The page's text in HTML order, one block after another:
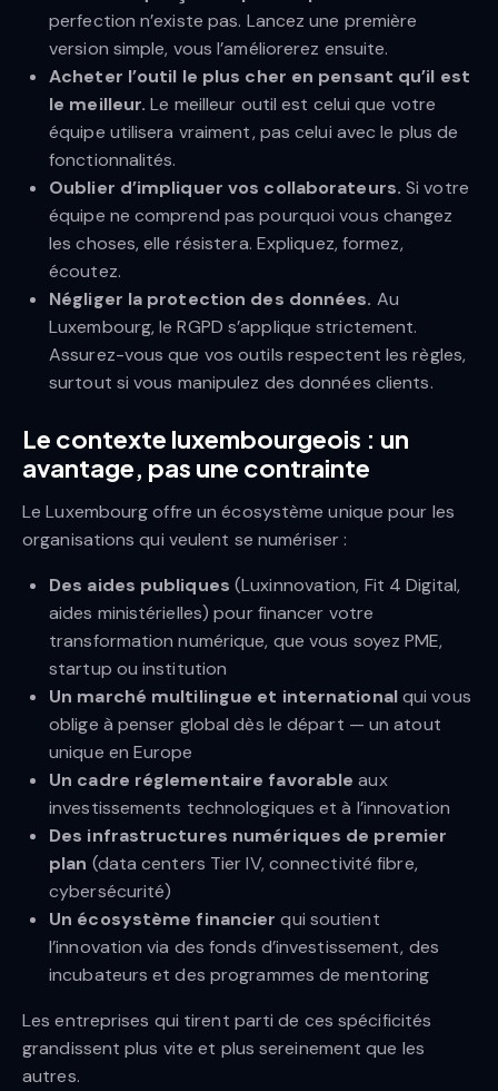
perfection n’existe pas. Lancez une première
version simple, vous l’améliorerez ensuite.
Acheter l’outil le plus cher en pensant qu’il est
le meilleur. Le meilleur outil est celui que votre
équipe utilisera vraiment, pas celui avec le plus de
fonctionnalités.
Oublier d’impliquer vos collaborateurs. Si votre
équipe ne comprend pas pourquoi vous changez
les choses, elle résistera. Expliquez, formez,
écoutez.
Négliger la protection des données. Au
Luxembourg, le RGPD s’applique strictement.
Assurez-vous que vos outils respectent les règles,
surtout si vous manipulez des données clients.
Le contexte luxembourgeois : un
avantage, pas une contrainte
Le Luxembourg offre un écosystème unique pour les
organisations qui veulent se numériser :
Des aides publiques (Luxinnovation, Fit 4 Digital,
aides ministérielles) pour financer votre
transformation numérique, que vous soyez PME,
startup ou institution
Un marché multilingue et internationalqui vous
oblige à penser global dès le départ — un atout
unique en Europe
Un cadre réglementaire favorable aux
investissements technologiques et à l’innovation
Des infrastructures numériques de premier
plan (data centers Tier IV, connectivité fibre,
cybersécurité)
Un écosystème financier qui soutient
l’innovation via des fonds d’investissement, des
incubateurs et des programmes de mentoring
Les entreprises qui tirent parti de ces spécificités
grandissent plus vite et plus sereinement que les
autres.